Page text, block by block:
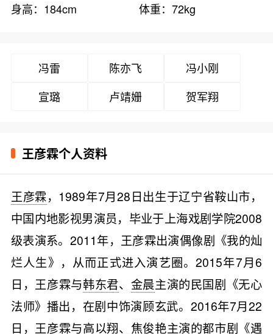
身高：184cm
体重：72kg
冯雷 陈亦飞
冯小刚
宣璐
卢靖姗 贺军翔
王彦霖个人资料
王彦霖，1989年7月28日出生于辽宁省鞍山市，
中国内地影视男演员，毕业于上海戏剧学院2008
级表演系。2011年，王彦霖出演偶像剧《我的灿
烂人生》，从而正式进入演艺圈。2015年7月6
日，王彦霖与韩东君、 金晨主演的民国剧《无心
法师》播出，在剧中饰演顾玄武。2016年7月22
日，王彦霖与高以翔、 焦俊艳主演的都市剧《遇